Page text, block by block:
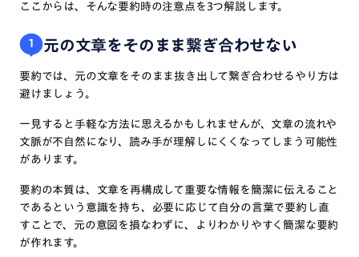
ここからは、そんな要約時の注意点を3つ解説します。
1 元の文章をそのまま繋ぎ合わせない
要約では、元の文章をそのまま抜き出して繋ぎ合わせるやり方は
避けましょう。
一見すると手軽な方法に思えるかもしれませんが、文章の流れや
文脈が不自然になり、読み手が理解しにくくなってしまう可能性
があります。
要約の本質は、文章を再構成して重要な情報を簡潔に伝えること
であるという意識を持ち、必要に応じて自分の言葉で要約し直
すことで、元の意図を損なわずに、よりわかりやすく簡潔な要約
が作れます。